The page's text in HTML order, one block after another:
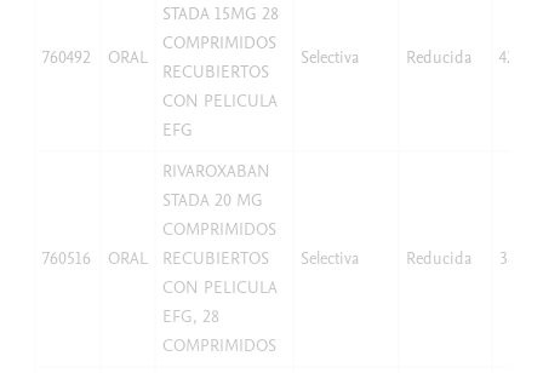
760492 ORAL
STADA 15MG 28
COMPRIMIDOS
RECUBIERTOS
CON PELICULA
EFG
Selectiva Reducida 42,07
760516 ORAL
RIVAROXABAN
STADA 20 MG
COMPRIMIDOS
RECUBIERTOS
CON PELICULA
EFG, 28
COMPRIMIDOS
Selectiva Reducida 38,25